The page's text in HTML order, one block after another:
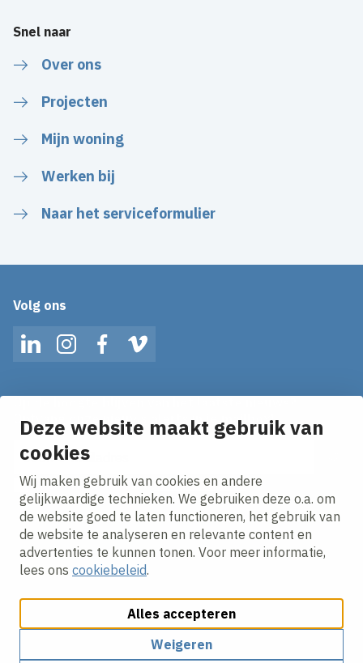
Deze website maakt gebruik van
cookies
Wij maken gebruik van cookies en andere
gelijkwaardige technieken. We gebruiken deze o.a. om
de website goed te laten functioneren, het gebruik van
de website te analyseren en relevante content en
advertenties te kunnen tonen. Voor meer informatie,
lees ons cookiebeleid.
Alles accepteren
Weigeren
Snel naar
Over ons
Projecten
Mijn woning
Werken bij
Naar het serviceformulier
Volg ons
LinkedInInstagramFacebookVimeo
Ontvang onze nieuws alerts in je mailbox!
E-mailadres
Ik ga akkoord met hetprivacy statement.
Cookies aanpassenCookie beleidPrivacy policy
Algemene inkoopvoorwaarden